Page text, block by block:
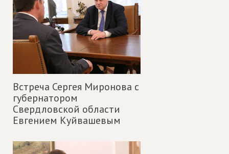
Встреча Сергея Миронова с
губернатором
Свердловской области
Евгением Куйвашевым